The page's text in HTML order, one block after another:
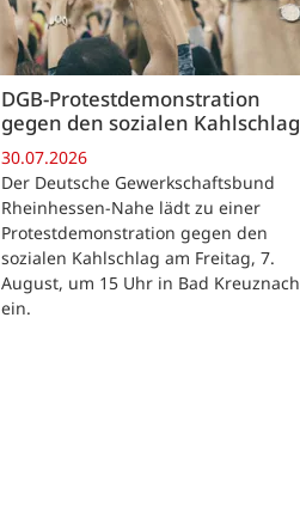
DGB-Protestdemonstration
gegen den sozialen Kahlschlag
30.07.2026
Der Deutsche Gewerkschaftsbund
Rheinhessen-Nahe lädt zu einer
Protestdemonstration gegen den
sozialen Kahlschlag am Freitag, 7.
August, um 15 Uhr in Bad Kreuznach
ein.